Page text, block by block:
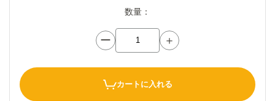
数量：
ー ＋
カートに入れる